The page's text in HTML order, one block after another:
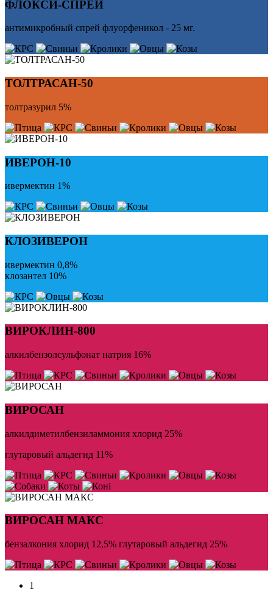
ФЛОКСИ-СПРЕЙ
антимикробный спрей флуорфеникол - 25 мг.
ТОЛТРАСАН-50
толтразурил 5%
ИВЕРОН-10
ивермектин 1%
КЛОЗИВЕРОН
ивермектин 0,8%
клозантел 10%
ВИРОКЛИН-800
алкилбензолсульфонат натрия 16%
ВИРОСАН
алкилдиметилбензиламмония хлорид 25%
глутаровый альдегид 11%
ВИРОСАН МАКС
бензалкония хлорид 12,5% глутаровый альдегид 25%
1